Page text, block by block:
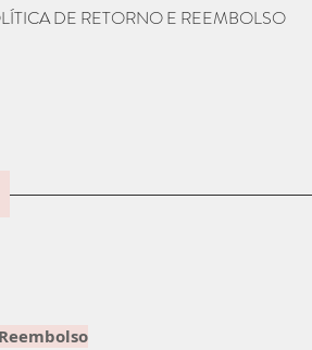
DE RETORNO E REEMBOLSO